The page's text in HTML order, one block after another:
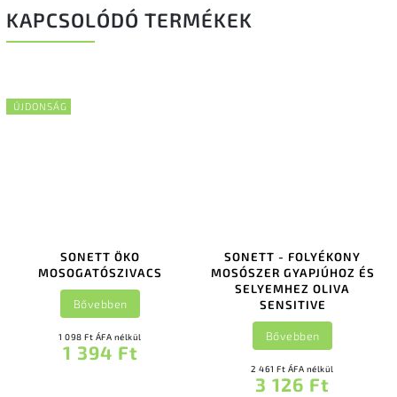
KAPCSOLÓDÓ TERMÉKEK
ÚJDONSÁG
SONETT ÖKO
MOSOGATÓSZIVACS
1 098 Ft ÁFA nélkül
1 394 Ft
Bővebben
SONETT - FOLYÉKONY
MOSÓSZER GYAPJÚHOZ ÉS
SELYEMHEZ OLIVA
SENSITIVE
2 461 Ft ÁFA nélkül
3 126 Ft
Bővebben